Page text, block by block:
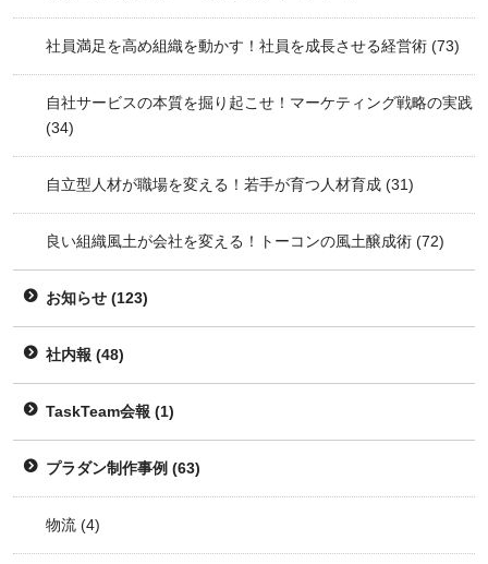
社員満足を高め組織を動かす！社員を成長させる経営術 (73)
自社サービスの本質を掘り起こせ！マーケティング戦略の実践
(34)
自立型人材が職場を変える！若手が育つ人材育成 (31)
良い組織風土が会社を変える！トーコンの風土醸成術 (72)
お知らせ (123)
社内報 (48)
TaskTeam会報 (1)
プラダン制作事例 (63)
物流 (4)